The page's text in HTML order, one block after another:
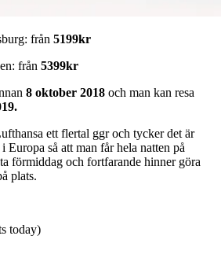
från 5199kr
från 5399kr
8 oktober 2018 och man kan resa
ett flertal ggr och tycker det är
så att man får hela natten på
förmiddag och fortfarande hinner göra
plats.
today)